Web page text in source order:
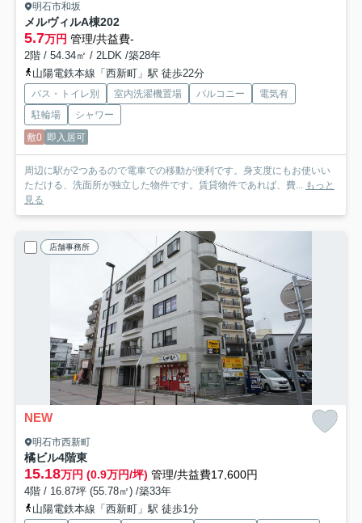
明石市和坂
メルヴィルA棟202
5.7万円 管理/共益費-
2階 / 54.34㎡ / 2LDK /築28年
山陽電鉄本線「西新町」駅 徒歩22分
バス・トイレ別 室内洗濯機置場 バルコニー
電気有
駐輪場
シャワー
敷0 即入居可
周辺に駅が2つあるので電車での移動が便利です。身支度にもお使いい
ただける、洗面所が独立した物件です。賃貸物件であれば、費... もっと
見る
店舗事務所
NEW
明石市西新町
橘ビル4階東
15.18万円 (0.9万円/坪) 管理/共益費17,600円
4階 / 16.87坪 (55.78㎡) /築33年
山陽電鉄本線「西新町」駅 徒歩1分